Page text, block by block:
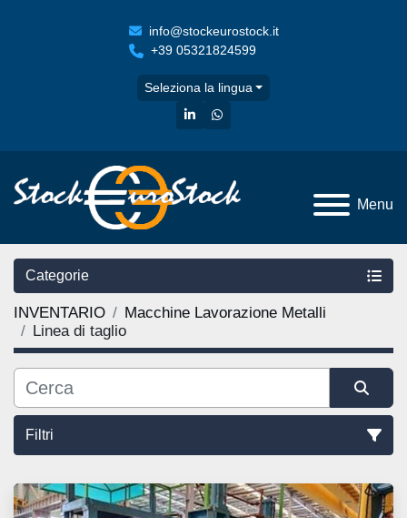
info@stockeurostock.it
+39 05321824599
Seleziona la lingua
linkedinwhatsapp
Menu
Categorie
INVENTARIO
Macchine Lavorazione Metalli
Linea di taglio
Filtri
Ordina per